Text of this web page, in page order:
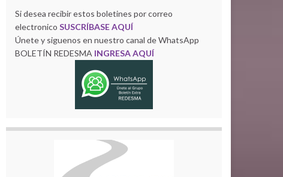
Si desea recibir estos boletines por correo
electronico SUSCRÍBASE AQUÍ
Únete y siguenos en nuestro canal de WhatsApp
BOLETÍN REDESMA INGRESA AQUÍ